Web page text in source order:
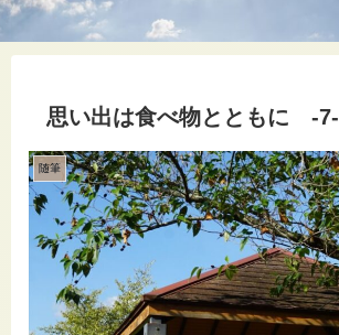
思い出は食べ物とともに -7-
随筆